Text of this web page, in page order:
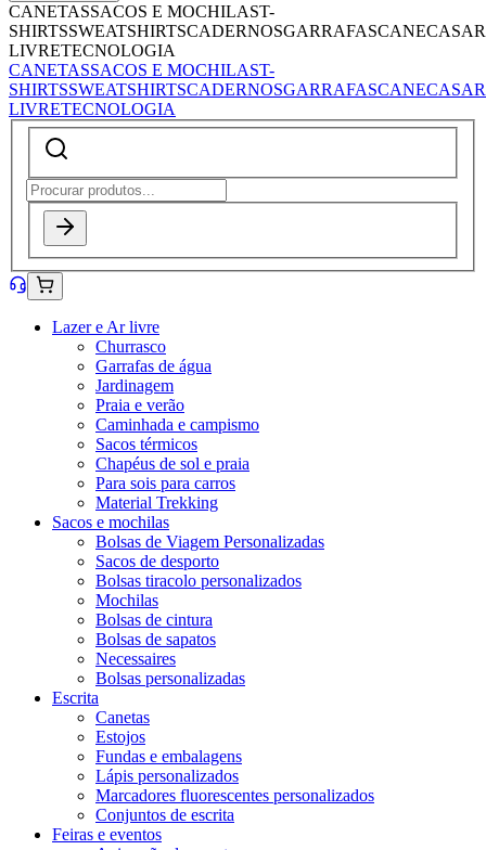
CANETASSACOS E MOCHILAST-
SHIRTSSWEATSHIRTSCADERNOSGARRAFASCANECASAR
LIVRETECNOLOGIA
CANETASSACOS E MOCHILAST-
SHIRTSSWEATSHIRTSCADERNOSGARRAFASCANECASAR
LIVRETECNOLOGIA
Lazer e Ar livre
Churrasco
Garrafas de água
Jardinagem
Praia e verão
Caminhada e campismo
Sacos térmicos
Chapéus de sol e praia
Para sois para carros
Material Trekking
Sacos e mochilas
Bolsas de Viagem Personalizadas
Sacos de desporto
Bolsas tiracolo personalizados
Mochilas
Bolsas de cintura
Bolsas de sapatos
Necessaires
Bolsas personalizadas
Escrita
Canetas
Estojos
Fundas e embalagens
Lápis personalizados
Marcadores fluorescentes personalizados
Conjuntos de escrita
Feiras e eventos